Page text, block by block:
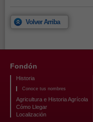
Volver Arriba
Fondón
Historia
Conoce tus nombres
Agricultura e Historia Agrícola
Cómo Llegar
Localización